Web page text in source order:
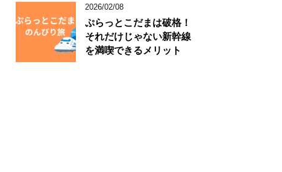
2026/02/08
ぷらっとこだまは破格！
それだけじゃない新幹線
を満喫できるメリット